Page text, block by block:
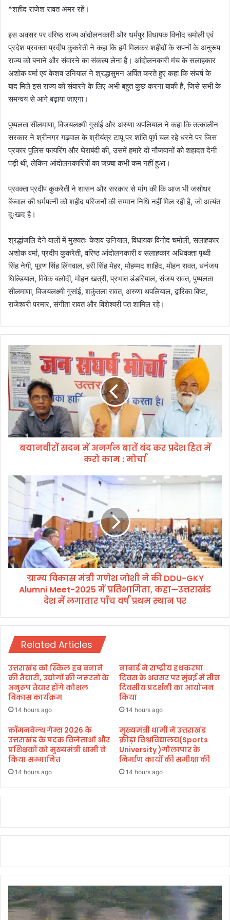
*शहीद राजेश रावत अमर रहें।
इस अवसर पर वरिष्ठ राज्य आंदोलनकारी और धर्मपुर विधायक विनोद चमोली एवं
प्रदेश प्रवक्ता प्रदीप कुकरेती ने कहा कि हमें मिलकर शहीदों के सपनों के अनुरूप
राज्य को बनाने और संवारने का संकल्प लेना है। आंदोलनकारी मंच के सलाहकार
अशोक वर्मा एवं केशव उनियाल ने श्रद्धासुमन अर्पित करते हुए कहा कि संघर्ष के
बाद मिले इस राज्य को संवारने के लिए अभी बहुत कुछ करना बाकी है, जिसे सभी के
समन्वय से आगे बढ़ाया जाएगा।
पुष्पलता सीलमाणा, विजयलक्ष्मी गुसांई और अरुणा थपलियाल ने कहा कि तत्कालीन
सरकार ने श्रीनगर गढ़वाल के श्रीयंत्र टापू पर शांति पूर्ण चल रहे धरने पर जिस
प्रकार पुलिस फायरिंग और घेराबंदी की, उसमें हमारे दो नौजवानों को शहादत देनी
पड़ी थी, लेकिन आंदोलनकारियों का जज़्बा कभी कम नहीं हुआ।
प्रवक्ता प्रदीप कुकरेती ने शासन और सरकार से मांग की कि आज भी जसोधर
बेंज्वाल की धर्मपत्नी को शहीद परिजनों की सम्मान निधि नहीं मिल रही है, जो अत्यंत
दुःखद है।
श्रद्धांजलि देने वालों में मुख्यतः केशव उनियाल, विधायक विनोद चमोली, सलाहकार
अशोक वर्मा, प्रदीप कुकरेती, वरिष्ठ आंदोलनकारी व सलाहकार अधिवक्ता पृथ्वी
सिंह नेगी, पूरण सिंह लिंगवाल, हरी सिंह मेहर, मोहम्मद शाहिद, मोहन रावत, धनंजय
घिल्डियाल, विवेक बलोदी, मोहन खत्री, प्रभात डंडरियाल, संजय रावत, पुष्पलता
सीलमाणा, विजयलक्ष्मी गुसांई, शकुंतला रावत, अरुणा थपलियाल, द्वारिका बिष्ट,
राजेश्वरी परमार, संगीता रावत और विशेश्वरी पंत शामिल रहे।
ब
या
न
वी
रों
स
में
बा
तें
क
र
प्र
दे
क
का
म
मो
र्चा
बयानवीरों सदन में अनर्गल बातें बंद कर प्रदेश हित में
करो काम : मोर्चा
ग्रा
वि
मं
त्री
ग
णे
की
D
U
-
G
K
Y
A
u
m
n
i
M
2
0
में
ति
भा
गि
ग्राम्य विकास मंत्री गणेश जोशी ने की DDU-GKY
Alumni Meet-2025 में प्रतिभागिता, कहा—उत्तराखंड
देश में लगातार पाँच वर्ष प्रथम स्थान पर
Related Articles
उत्तराखंड को स्किल हब बनाने
की तैयारी, उद्योगों की जरूरतों के
अनुरूप तैयार होंगे कौशल
विकास कार्यक्रम
14 hours ago
नाबार्ड ने राष्ट्रीय हथकरघा
दिवस के अवसर पर मुंबई में तीन
दिवसीय प्रदर्शनी का आयोजन
किया
14 hours ago
कॉमनवेल्थ गेम्स 2026 के
उत्तराखंड के पदक विजेताओं और
प्रशिक्षकों को मुख्यमंत्री धामी ने
किया सम्मानित
14 hours ago
मुख्यमंत्री धामी ने उत्तराखंड
क्रीड़ा विश्वविद्यालय(Sports
University )गौलापार के
निर्माण कार्यों की समीक्षा की
14 hours ago